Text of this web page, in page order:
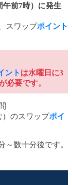
午前7時）に発生
スワップポイント
ント は水曜日に3
必要です。
）のスワップポイ
～数十分後です。